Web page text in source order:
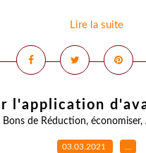
Lire la suite
l'application
Bons de Réduction, économiser,
03.03.2021 …